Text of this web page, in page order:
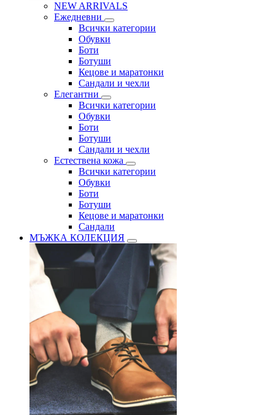
NEW ARRIVALS
Ежедневни
Всички категории
Обувки
Боти
Ботуши
Кецове и маратонки
Сандали и чехли
Елегантни
Всички категории
Обувки
Боти
Ботуши
Сандали и чехли
Естествена кожа
Всички категории
Обувки
Боти
Ботуши
Кецове и маратонки
Сандали
МЪЖКА КОЛЕКЦИЯ